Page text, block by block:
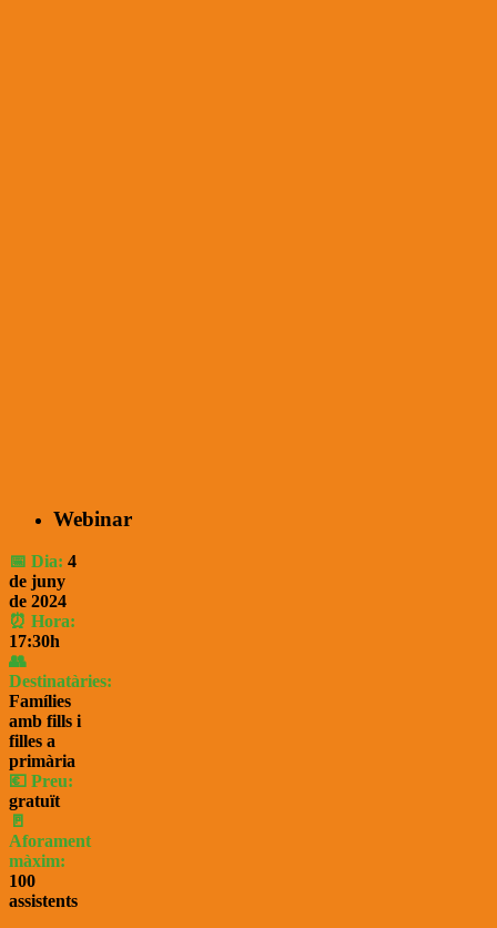
Webinar
📅 Dia: 4
de juny
de 2024
⏰ Hora:
17:30h
👥
Destinatàries:
Famílies
amb fills i
filles a
primària
💶 Preu:
gratuït
🚪
Aforament
màxim:
100
assistents